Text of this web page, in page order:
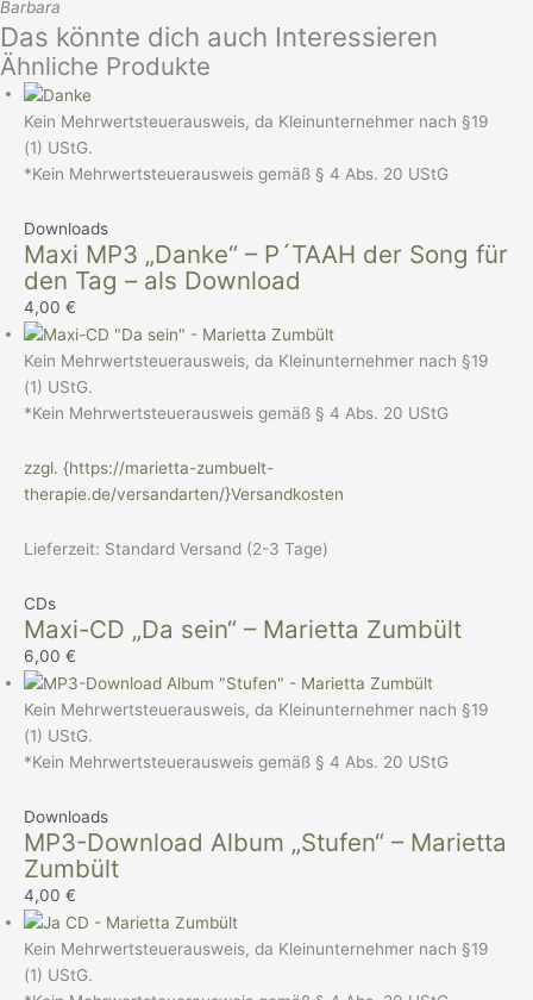
Barbara
Das könnte dich auch Interessieren
Ähnliche Produkte
Kein Mehrwertsteuerausweis, da Kleinunternehmer nach §19
(1) UStG.
*Kein Mehrwertsteuerausweis gemäß § 4 Abs. 20 UStG
Downloads
Maxi MP3 „Danke“ – P´TAAH der Song für
den Tag – als Download
4,00 €
Kein Mehrwertsteuerausweis, da Kleinunternehmer nach §19
(1) UStG.
*Kein Mehrwertsteuerausweis gemäß § 4 Abs. 20 UStG
zzgl. {https://marietta-zumbuelt-
therapie.de/versandarten/}Versandkosten
Lieferzeit: Standard Versand (2-3 Tage)
CDs
Maxi-CD „Da sein“ – Marietta Zumbült
6,00 €
Kein Mehrwertsteuerausweis, da Kleinunternehmer nach §19
(1) UStG.
*Kein Mehrwertsteuerausweis gemäß § 4 Abs. 20 UStG
Downloads
MP3-Download Album „Stufen“ – Marietta
Zumbült
4,00 €
Kein Mehrwertsteuerausweis, da Kleinunternehmer nach §19
(1) UStG.